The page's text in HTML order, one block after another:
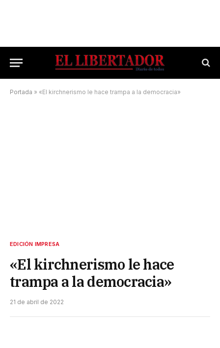
Portada » «El kirchnerismo le hace trampa a la democracia»
EDICIÓN IMPRESA
«El kirchnerismo le hace
trampa a la democracia»
21 de abril de 2022